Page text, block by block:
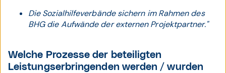
Die Sozialhilfeverbände sichern im Rahmen des
BHG die Aufwände der externen Projektpartner."
Welche Prozesse der beteiligten
Leistungserbringenden werden / wurden